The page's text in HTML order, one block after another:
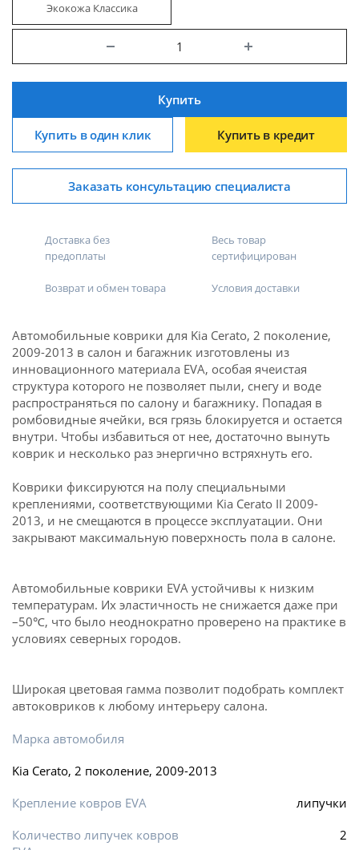
Экокожа Классика
Купить
Купить в один клик Купить в кредит
Заказать консультацию специалиста
Доставка без
предоплаты
Весь товар
сертифицирован
Возврат и обмен товара Условия доставки
Автомобильные коврики для Kia Cerato, 2 поколение,
2009-2013 в салон и багажник изготовлены из
инновационного материала EVA, особая ячеистая
структура которого не позволяет пыли, снегу и воде
распространяться по салону и багажнику. Попадая в
ромбовидные ячейки, вся грязь блокируется и остается
внутри. Чтобы избавиться от нее, достаточно вынуть
коврик и несколько раз энергично встряхнуть его.
Коврики фиксируются на полу специальными
креплениями, соответствующими Kia Cerato II 2009-
2013, и не смещаются в процессе эксплуатации. Они
закрывают максимальную поверхность пола в салоне.
Автомобильные коврики EVA устойчивы к низким
температурам. Их эластичность не снижается даже при
–50℃, что было неоднократно проверено на практике в
условиях северных городов.
Широкая цветовая гамма позволит подобрать комплект
автоковриков к любому интерьеру салона.
Марка автомобиля
Kia Cerato, 2 поколение, 2009-2013
Крепление ковров EVA
липучки
Количество липучек ковров
2